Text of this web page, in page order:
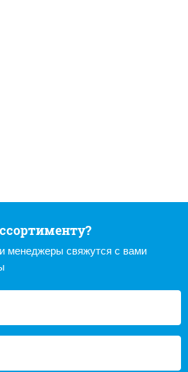
менеджеры свяжутся с вами